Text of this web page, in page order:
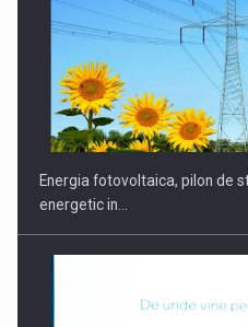
CEO Conference - Shaping
Energia fotovoltaica, pilon de
energetic in…